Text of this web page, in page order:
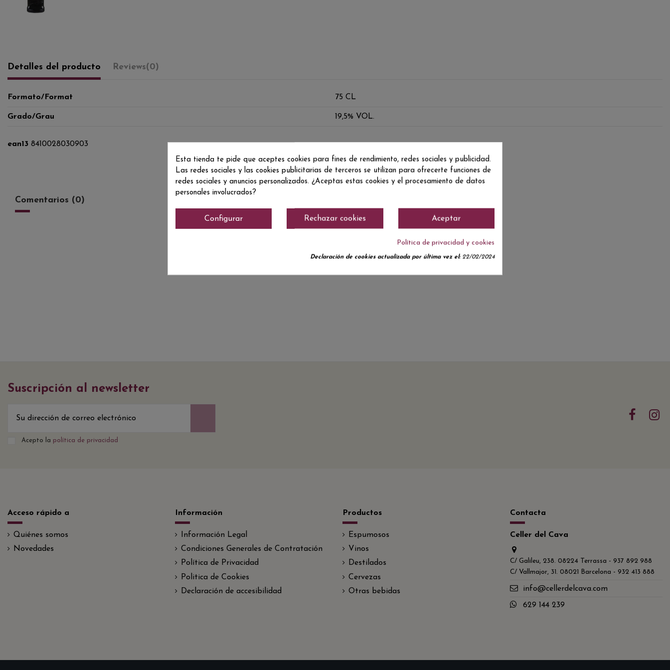
Detalles del producto Reviews(0)
Formato/Format 75 CL
Grado/Grau 19,5% VOL.
ean13 8410028030903
Comentarios (0)
Suscripción al newsletter
Acepto la política de privacidad
Acceso rápido a
Quiénes somos
Novedades
Información
Información Legal
Condiciones Generales de Contratación
Política de Privacidad
Politica de Cookies
Declaración de accesibilidad
Productos
Espumosos
Vinos
Destilados
Cervezas
Otras bebidas
Contacta
Celler del Cava
C/ Galileu, 238. 08224 Terrassa - 937 892 988
C/ Vallmajor, 31. 08021 Barcelona - 932 413 888
info@cellerdelcava.com
629 144 239
Esta tienda te pide que aceptes cookies para fines de rendimiento, redes sociales y publicidad.
Las redes sociales y las cookies publicitarias de terceros se utilizan para ofrecerte funciones de
redes sociales y anuncios personalizados. ¿Aceptas estas cookies y el procesamiento de datos
personales involucrados?
Aceptar
Rechazar cookies
Configurar
Política de privacidad y cookies
Declaración de cookies actualizada por última vez el:22/02/2024